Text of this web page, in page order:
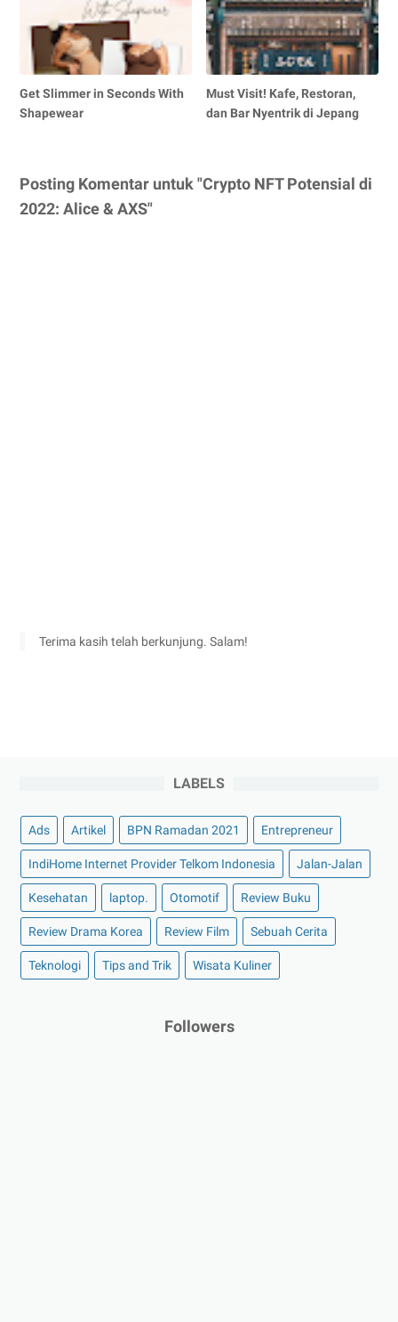
Get Slimmer in Seconds With
Shapewear
Must Visit! Kafe, Restoran,
dan Bar Nyentrik di Jepang
Posting Komentar untuk "Crypto NFT Potensial di
2022: Alice & AXS"
Terima kasih telah berkunjung. Salam!
LABELS
Ads Artikel BPN Ramadan 2021 Entrepreneur
IndiHome Internet Provider Telkom Indonesia Jalan-Jalan
Kesehatan laptop. Otomotif Review Buku
Review Drama Korea Review Film Sebuah Cerita
Teknologi Tips and Trik Wisata Kuliner
Followers